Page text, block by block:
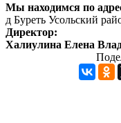
Мы находимся по
д Буреть Усольский
Директор:
Халиулина Елена